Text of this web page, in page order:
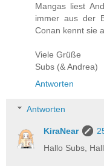
Mangas liest
immer aus der
Conan kennt sie
Viele Grüße
Subs (& Andrea)
Antworten
Antworten
KiraNear
Hallo Subs,